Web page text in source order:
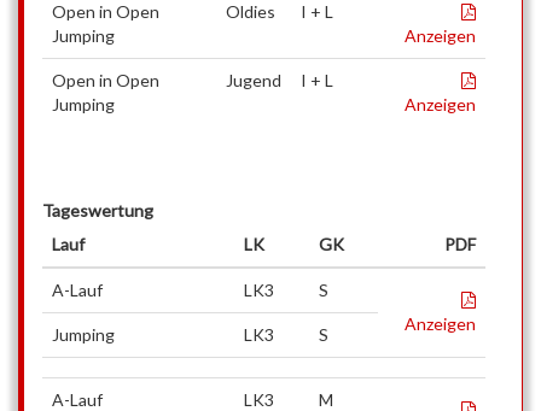
Open in Open
Jumping
Oldies
I + L
Anzeigen
Open in Open
Jumping
Jugend
I + L
Anzeigen
Tageswertung
Lauf
LK GK PDF
A-Lauf LK3
S
Anzeigen
Jumping LK3 S
A-Lauf LK3
M